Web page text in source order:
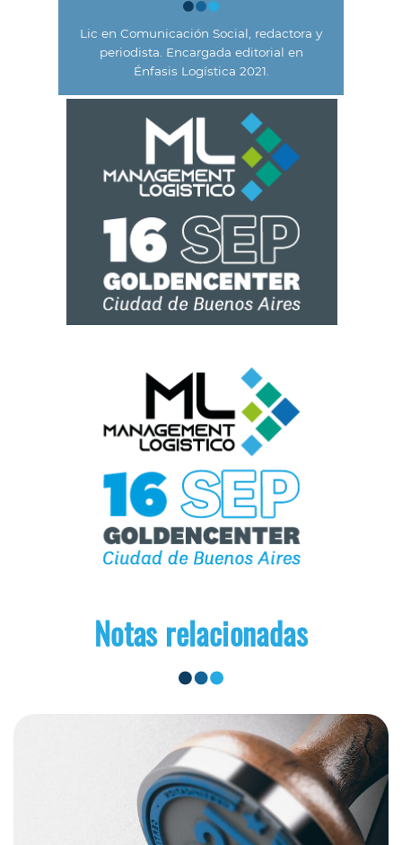
Lic en Comunicación Social, redactora y
periodista. Encargada editorial en
Énfasis Logística 2021.
Notas relacionadas